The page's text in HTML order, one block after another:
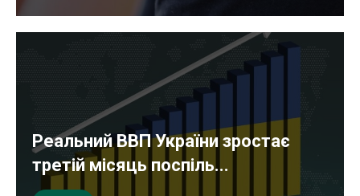
Реальний ВВП України зростає
третій місяць поспіль...